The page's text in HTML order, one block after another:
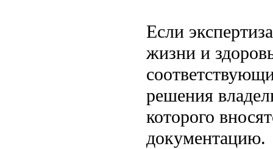
Если
жизни и
решения
которого
документацию.